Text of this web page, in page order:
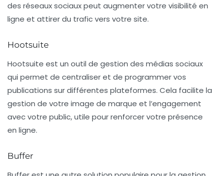
des réseaux sociaux peut augmenter votre visibilité en
ligne et attirer du trafic vers votre site.
Hootsuite
Hootsuite est un outil de gestion des médias sociaux
qui permet de centraliser et de programmer vos
publications sur différentes plateformes. Cela facilite la
gestion de votre image de marque et l’engagement
avec votre public, utile pour renforcer votre présence
en ligne.
Buffer